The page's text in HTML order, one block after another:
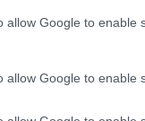
allow Google to enable
allow Google to enable
ισχύον
στους δήμους